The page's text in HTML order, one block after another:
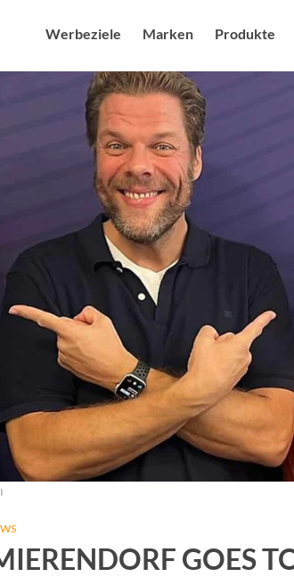
Werbeziele
Abverkauf steigern
Eröffnung feiern
Bekanntheit ausbauen
Markenimage schärfen
Employer Branding stärken
Leads generieren
Marken
Sendermarken
Senderkombis
Digitale Angebote
Produkte
Produkte
Radio / Audio
Digital
Moderatoren als
Social Media Marketing
Events & Promotion
Job Spots & Employer
Online Audio
Radio Hamburg
GOES